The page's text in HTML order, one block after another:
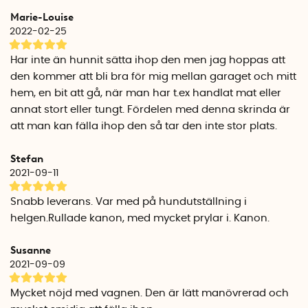
Specifikationer
Material: Stål, slitstark polyester
Storlek utfälld: 90 cm x 51 cm x 57 cm
Hopfälld: 51 cm x 74 cm x 20 cm
Vikt: ca 10 kg
Marie-Louise
2022-02-25
Har inte än hunnit sätta ihop den men jag hoppas att
den kommer att bli bra för mig mellan garaget och mitt
hem, en bit att gå, när man har t.ex handlat mat eller
annat stort eller tungt. Fördelen med denna skrinda är
att man kan fälla ihop den så tar den inte stor plats.
Stefan
2021-09-11
Snabb leverans. Var med på hundutställning i
helgen.Rullade kanon, med mycket prylar i. Kanon.
Susanne
2021-09-09
Mycket nöjd med vagnen. Den är lätt manövrerad och